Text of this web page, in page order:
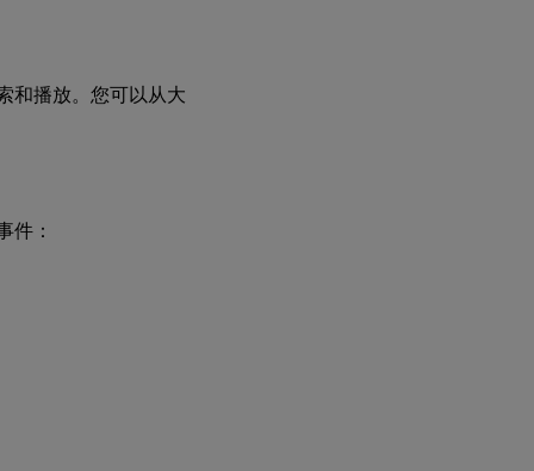
和播放。您可以从大
件：